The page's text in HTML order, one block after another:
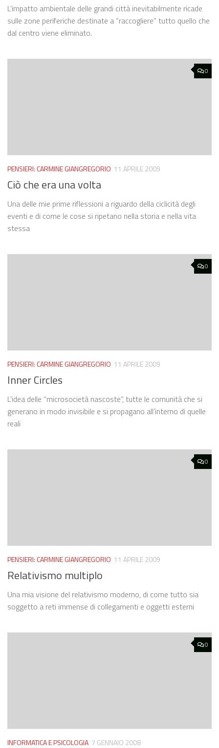
L’impatto ambientale delle grandi città inevitabilmente ricade
sulle zone periferiche destinate a “raccogliere” tutto quello che
dal centro viene eliminato.
0
PENSIERI: CARMINE GIANGREGORIO 11 APRILE 2009
Ciò che era una volta
Una delle mie prime riflessioni a riguardo della ciclicità degli
eventi e di come le cose si ripetano nella storia e nella vita
stessa
0
PENSIERI: CARMINE GIANGREGORIO 11 APRILE 2009
Inner Circles
L’idea delle “microsocietà nascoste”, tutte le comunità che si
generano in modo invisibile e si propagano all’interno di quelle
reali
0
PENSIERI: CARMINE GIANGREGORIO 11 APRILE 2009
Relativismo multiplo
Una mia visione del relativismo moderno, di come tutto sia
soggetto a reti immense di collegamenti e oggetti esterni
0
INFORMATICA E PSICOLOGIA 7 GENNAIO 2008